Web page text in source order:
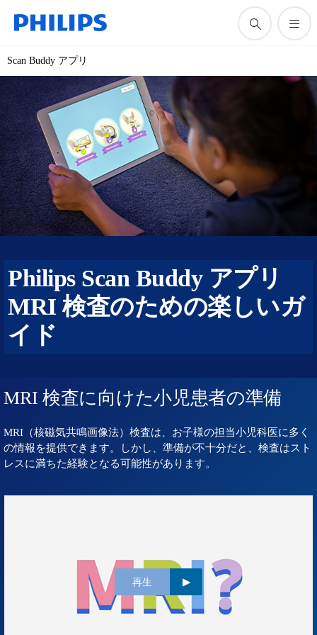
Scan Buddy アプリ
Philips Scan Buddy アプリ
MRI 検査のための楽しいガ
イド
MRI 検査に向けた小児患者の準備
MRI（核磁気共鳴画像法）検査は、お子様の担当小児科医に多く
の情報を提供できます。しかし、準備が不十分だと、検査はスト
レスに満ちた経験となる可能性があります。
再生